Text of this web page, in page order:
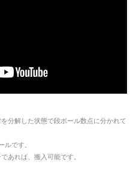
分解した状態で段ボール数点に分かれて
ルです。
あれば、搬入可能です。